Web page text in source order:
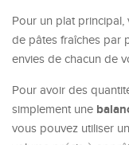
Pour un plat principal,
de pâtes fraîches par
envies de chacun de
Pour avoir des
simplement une
vous pouvez utiliser